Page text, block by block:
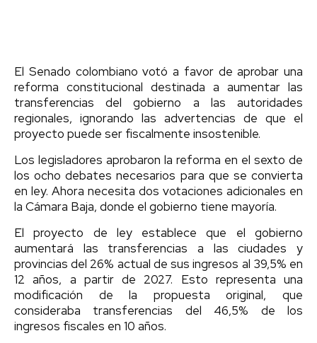
El Senado colombiano votó a favor de aprobar una
reforma constitucional destinada a aumentar las
transferencias del gobierno a las autoridades
regionales, ignorando las advertencias de que el
proyecto puede ser fiscalmente insostenible.
Los legisladores aprobaron la reforma en el sexto de
los ocho debates necesarios para que se convierta
en ley. Ahora necesita dos votaciones adicionales en
la Cámara Baja, donde el gobierno tiene mayoría.
El proyecto de ley establece que el gobierno
aumentará las transferencias a las ciudades y
provincias del 26% actual de sus ingresos al 39,5% en
12 años, a partir de 2027. Esto representa una
modificación de la propuesta original, que
consideraba transferencias del 46,5% de los
ingresos fiscales en 10 años.